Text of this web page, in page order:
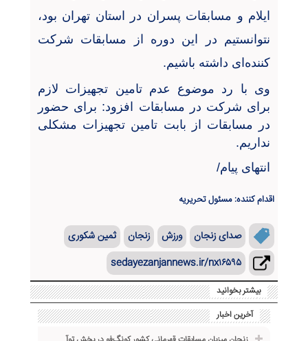
ایلام و مسابقات پسران در استان تهران بود،
نتوانستیم در این دوره از مسابقات شرکت
کننده‌ای داشته باشیم.
وی با رد موضوع عدم تامین تجهیزات لازم
برای شرکت در مسابقات افزود: برای حضور
در مسابقات از بابت تامین تجهیزات مشکلی
نداریم.
انتهای پیام/
اقدام کننده: مسئول تحریریه
صدای زنجان ورزش زنجان
ثمین شکوری
sedayezanjannews.ir/nx۱۶۵۹۵
بیشتر بخوانید
آخرین اخبار